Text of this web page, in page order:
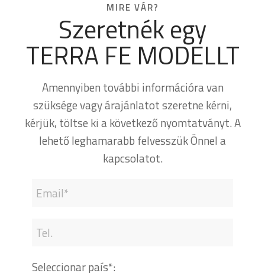
MIRE VÁR?
Szeretnék egy
TERRA FE MODELLT
Amennyiben további információra van
szüksége vagy árajánlatot szeretne kérni,
kérjük, töltse ki a következő nyomtatványt. A
lehető leghamarabb felvesszük Önnel a
kapcsolatot.
Seleccionar país*: